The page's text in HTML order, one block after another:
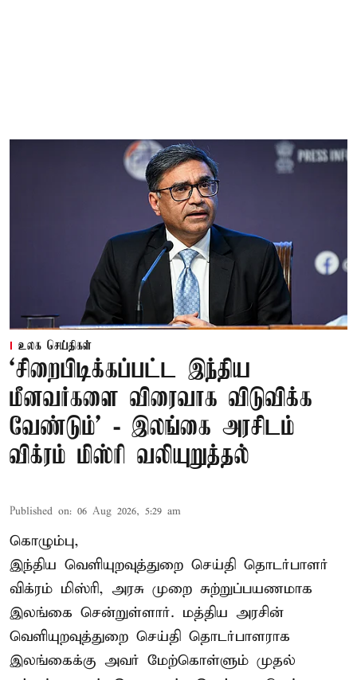
உலக செய்திகள்
‘சிறைபிடிக்கப்பட்ட இந்திய
மீனவர்களை விரைவாக விடுவிக்க
வேண்டும்' - இலங்கை அரசிடம்
விக்ரம் மிஸ்ரி வலியுறுத்தல்
Published on: 06 Aug 2026, 5:29 am
கொழும்பு,
இந்திய வெளியுறவுத்துறை செய்தி தொடர்பாளர்
விக்ரம் மிஸ்ரி, அரசு முறை சுற்றுப்பயணமாக
இலங்கை சென்றுள்ளார். மத்திய அரசின்
வெளியுறவுத்துறை செய்தி தொடர்பாளராக
இலங்கைக்கு அவர் மேற்கொள்ளும் முதல்